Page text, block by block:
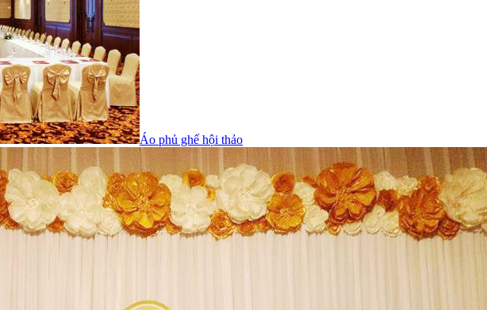
Áo phủ ghế hội thảo